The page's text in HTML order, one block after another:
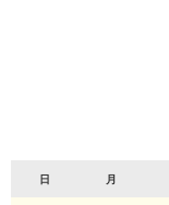
日 月